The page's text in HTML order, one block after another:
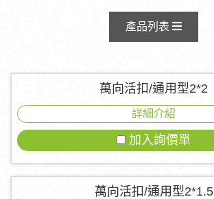
產品列表
萬向活扣/通用型2*2
詳細介紹
加入詢價單
萬向活扣/通用型2*1.5